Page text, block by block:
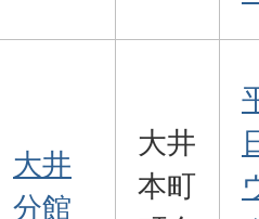
大井
分館
大井
本町